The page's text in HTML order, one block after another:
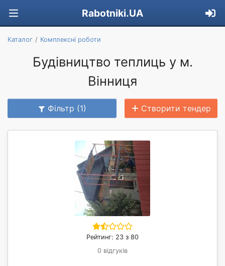
Rabotniki.UA
Каталог Комплексні роботи
Будівництво теплиць у м.
Вінниця
Фільтр (1) Створити тендер
Рейтинг: 23 з 80
0 відгуків